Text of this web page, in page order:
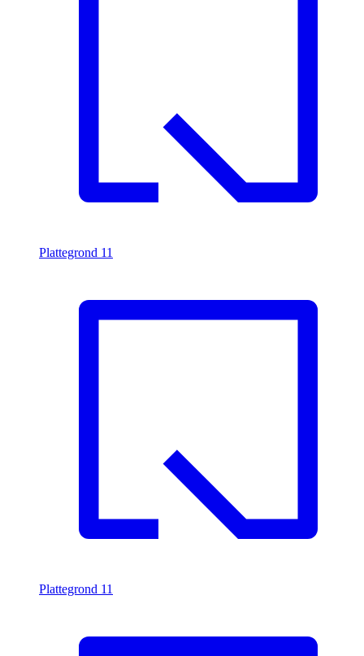
Plattegrond 11
Plattegrond 11